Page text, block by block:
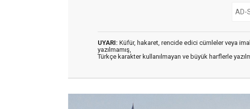
UYARI: Küfür, hakaret, rencide edici cümleler veya
yazılmamış,
Türkçe karakter kullanılmayan ve büyük harflerle